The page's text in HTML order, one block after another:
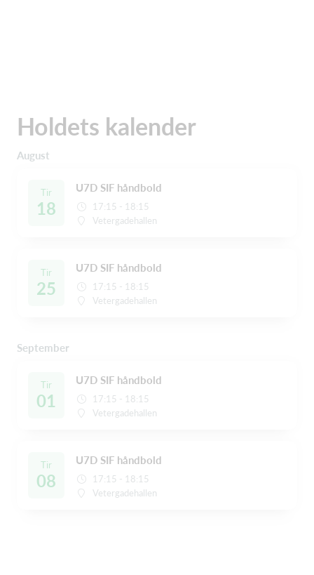
Holdets kalender
August
Tir
18
U7D SIF håndbold
17:15 - 18:15
Vetergadehallen
Tir
25
U7D SIF håndbold
17:15 - 18:15
Vetergadehallen
September
Tir
01
U7D SIF håndbold
17:15 - 18:15
Vetergadehallen
Tir
08
U7D SIF håndbold
17:15 - 18:15
Vetergadehallen